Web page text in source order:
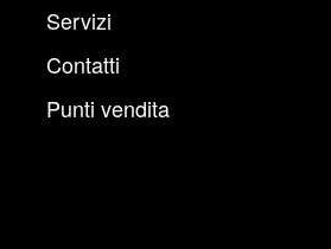
Servizi
Contatti
Punti vendita